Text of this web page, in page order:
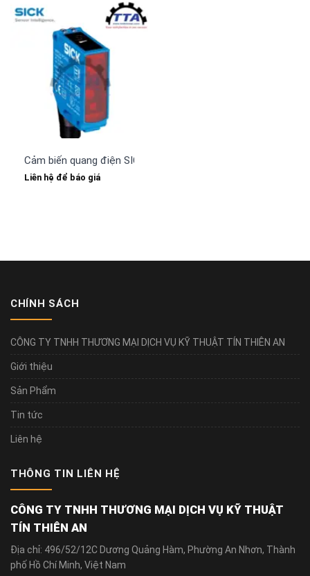
Cảm biến quang điện SICK WTF12-3P2431
Liên hệ để báo giá
CHÍNH SÁCH
CÔNG TY TNHH THƯƠNG MẠI DỊCH VỤ KỸ THUẬT TÍN THIÊN AN
Giới thiệu
Sản Phẩm
Tin tức
Liên hệ
THÔNG TIN LIÊN HỆ
CÔNG TY TNHH THƯƠNG MẠI DỊCH VỤ KỸ THUẬT
TÍN THIÊN AN
Địa chỉ: 496/52/12C Dương Quảng Hàm, Phường An Nhơn, Thành
phố Hồ Chí Minh, Việt Nam